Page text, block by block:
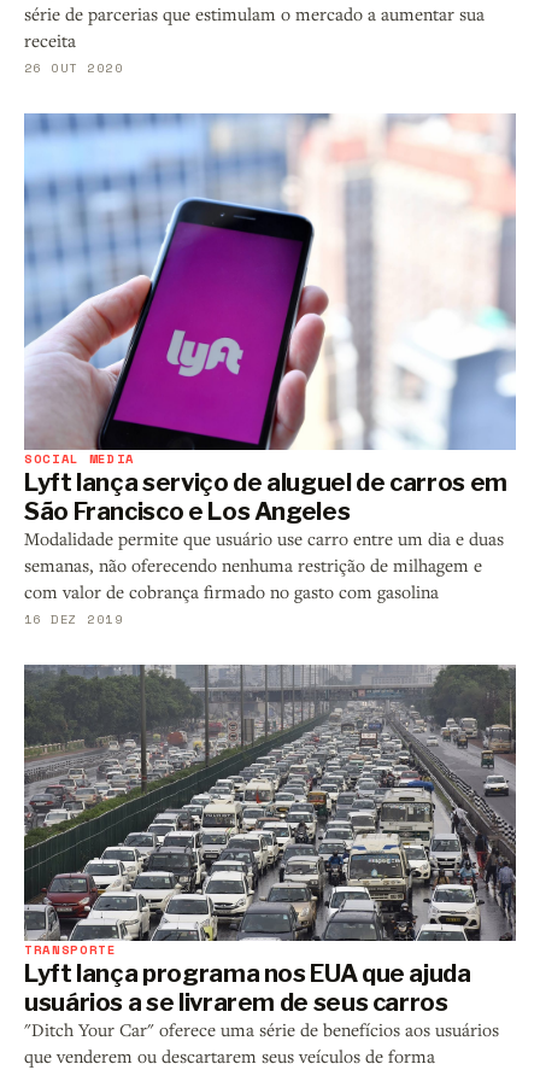
série de parcerias que estimulam o mercado a aumentar sua
receita
26 OUT 2020
SOCIAL MEDIA
Lyft lança serviço de aluguel de carros em
São Francisco e Los Angeles
Modalidade permite que usuário use carro entre um dia e duas
semanas, não oferecendo nenhuma restrição de milhagem e
com valor de cobrança firmado no gasto com gasolina
16 DEZ 2019
TRANSPORTE
Lyft lança programa nos EUA que ajuda
usuários a se livrarem de seus carros
"Ditch Your Car" oferece uma série de benefícios aos usuários
que venderem ou descartarem seus veículos de forma